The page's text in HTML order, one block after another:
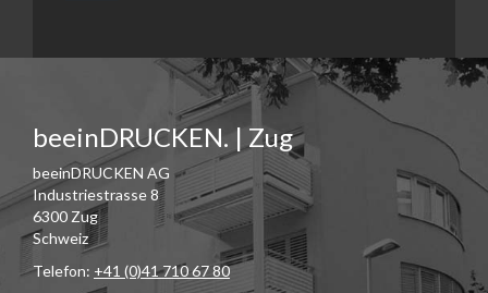
beeinDRUCKEN. | Zug
beeinDRUCKEN AG
Industriestrasse 8
6300 Zug
Schweiz
Telefon: +41 (0)41 710 67 80